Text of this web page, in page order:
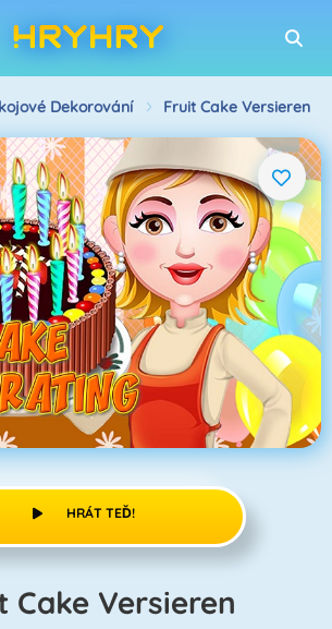
Dekorování Fruit Cake Versieren
HRÁT TEĎ!
Cake Versieren